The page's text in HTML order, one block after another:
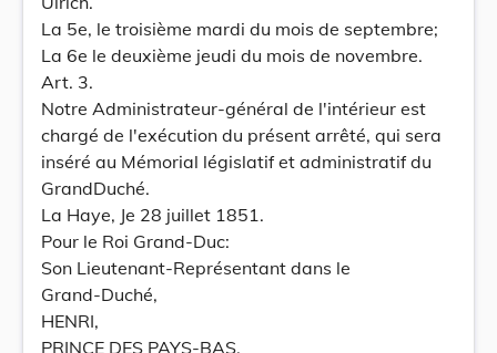
La 5e, le troisième mardi du mois de septembre;
La 6e le deuxième jeudi du mois de novembre.
Art. 3.
Notre Administrateur-général de l'intérieur est
chargé de l'exécution du présent arrêté, qui sera
inséré au Mémorial législatif et administratif du
GrandDuché.
La Haye, Je 28 juillet 1851.
Pour le Roi Grand-Duc:
Son Lieutenant-Représentant dans le
Grand-Duché,
HENRI,
PRINCE DES PAYS-BAS.